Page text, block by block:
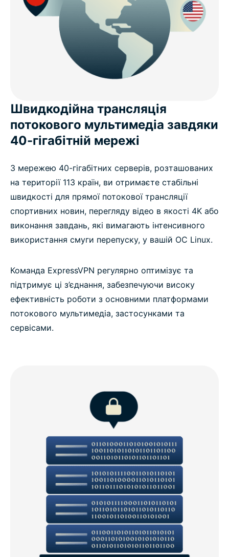
Швидкодійна трансляція
потокового мультимедіа завдяки
40-гігабітній мережі
З мережею 40-гігабітних серверів, розташованих
на території 113 країн, ви отримаєте стабільні
швидкості для прямої потокової трансляції
спортивних новин, перегляду відео в якості 4K або
виконання завдань, які вимагають інтенсивного
використання смуги перепуску, у вашій ОС Linux.
Команда ExpressVPN регулярно оптимізує та
підтримує ці з’єднання, забезпечуючи високу
ефективність роботи з основними платформами
потокового мультимедіа, застосунками та
сервісами.